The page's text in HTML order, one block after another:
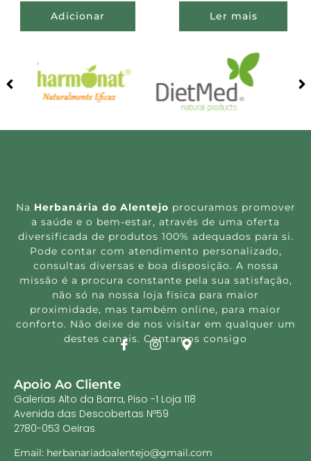
Adicionar Ler mais
Na Herbanária do Alentejo procuramos promover
a saúde e o bem-estar, através de uma oferta
diversificada de produtos 100% adequados para si.
Pode contar com atendimento personalizado,
consultas diversas e boa disposição. A nossa
missão é a procura constante pela sua satisfação,
não só na nossa loja física para maior
proximidade, mas também online, para maior
conforto. Não deixe de nos visitar em qualquer um
destes canais. Contamos consigo
Apoio Ao Cliente
Galerias Alto da Barra, Piso -1 Loja 118
Avenida das Descobertas Nº59
2780-053 Oeiras
Email: herbanariadoalentejo@gmail.com